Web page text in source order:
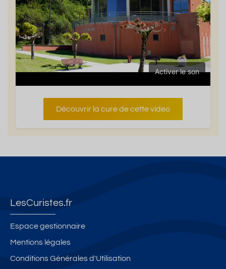
Activer le son
Découvrir la cure de cette video
LesCuristes.fr
Espace gestionnaire
Mentions légales
Conditions Générales d'Utilisation